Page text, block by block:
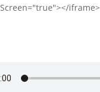
iframe>